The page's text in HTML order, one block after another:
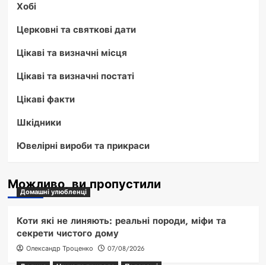
Хобі
Церковні та святкові дати
Цікаві та визначні місця
Цікаві та визначні постаті
Цікаві факти
Шкідники
Ювелірні вироби та прикраси
Можливо, ви пропустили
Домашні улюбленці
Коти які не линяють: реальні породи, міфи та
секрети чистого дому
Олександр Троценко
07/08/2026